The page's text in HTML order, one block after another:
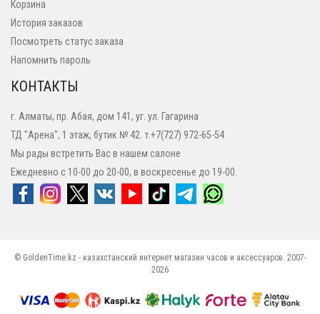
Корзина
История заказов
Посмотреть статус заказа
Напомнить пароль
КОНТАКТЫ
г. Алматы, пр. Абая, дом 141, уг. ул. Гагарина
ТД "Арена", 1 этаж, бутик № 42. т.+7(727) 972-65-54
Мы рады встретить Вас в нашем салоне
Ежедневно с 10-00 до 20-00, в воскресенье до 19-00.
© GoldenTime.kz - казахстанский интернет магазин часов и аксессуаров. 2007-
2026